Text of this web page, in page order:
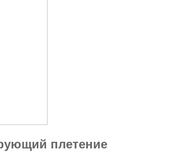
плетение